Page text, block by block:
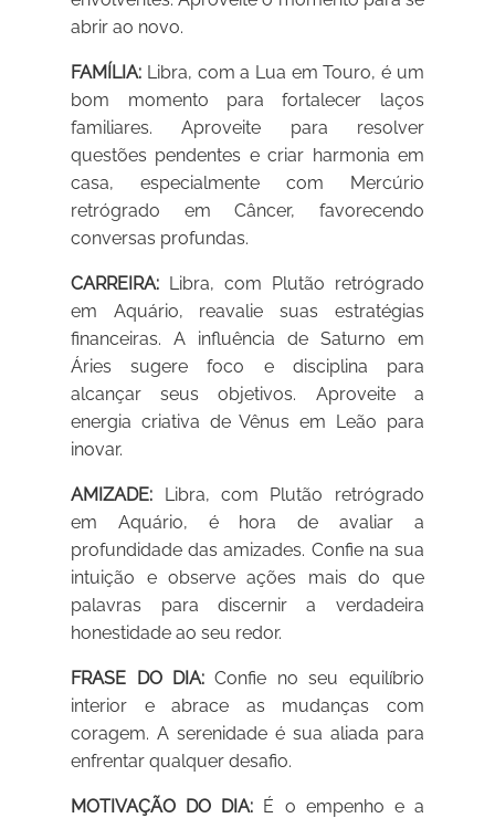
abrir ao novo.
FAMÍLIA: Libra, com a Lua em Touro, é um
bom momento para fortalecer laços
familiares. Aproveite para resolver
questões pendentes e criar harmonia em
casa, especialmente com Mercúrio
retrógrado em Câncer, favorecendo
conversas profundas.
CARREIRA: Libra, com Plutão retrógrado
em Aquário, reavalie suas estratégias
financeiras. A influência de Saturno em
Áries sugere foco e disciplina para
alcançar seus objetivos. Aproveite a
energia criativa de Vênus em Leão para
inovar.
AMIZADE: Libra, com Plutão retrógrado
em Aquário, é hora de avaliar a
profundidade das amizades. Confie na sua
intuição e observe ações mais do que
palavras para discernir a verdadeira
honestidade ao seu redor.
FRASE DO DIA: Confie no seu equilíbrio
interior e abrace as mudanças com
coragem. A serenidade é sua aliada para
enfrentar qualquer desafio.
MOTIVAÇÃO DO DIA: É o empenho e a